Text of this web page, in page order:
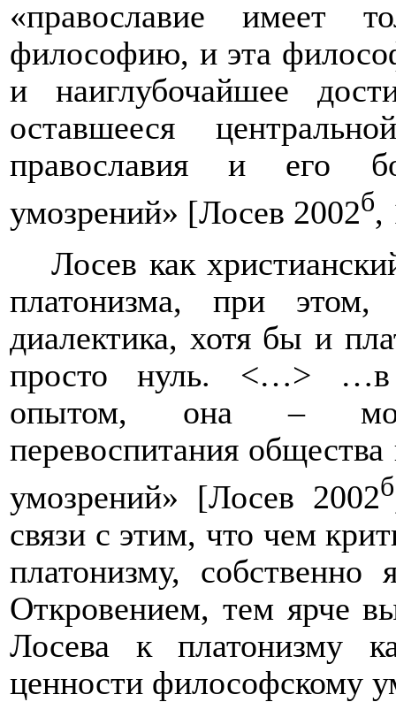
«православие имеет
философию, и эта
и наиглубочайшее
оставшееся
православия и его
умозрений» [Лосев 2002б,
Лосев как
платонизма, при этом,
диалектика, хотя бы и
просто нуль. <…> …в
опытом, она –
перевоспитания
умозрений» [Лосев 2002б
связи с этим, что чем
платонизму,
Откровением, тем ярче
Лосева к платонизму
ценности философскому